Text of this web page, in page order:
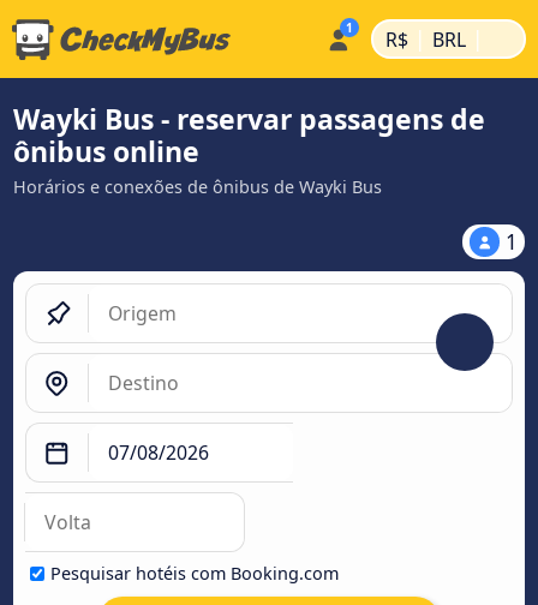
R$ | BRL |
Wayki Bus - reservar passagens de
ônibus online
Horários e conexões de ônibus de Wayki Bus
1
Pesquisar hotéis com Booking.com